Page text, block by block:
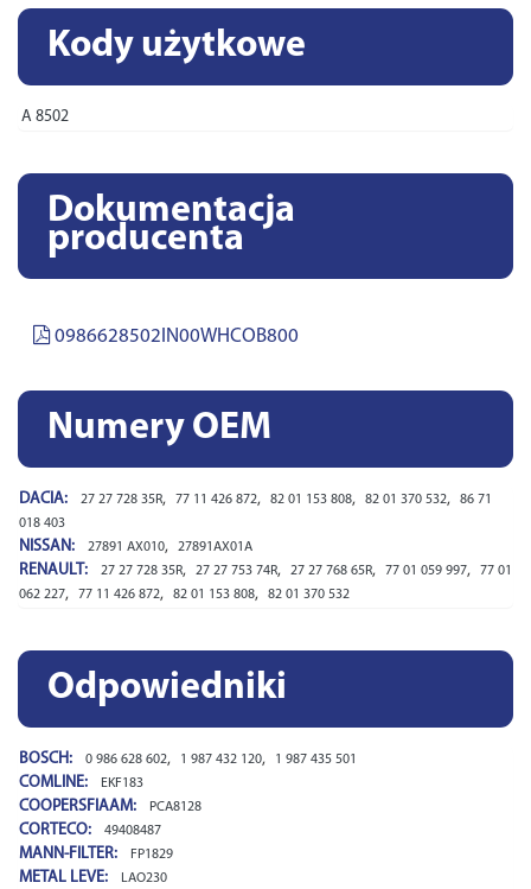
Kody użytkowe
A 8502
Dokumentacja
producenta
0986628502IN00WHCOB800
Numery OEM
DACIA: 27 27 728 35R, 77 11 426 872, 82 01 153 808, 82 01 370 532,
86 71
018 403
NISSAN: 27891 AX010, 27891AX01A
RENAULT: 27 27 728 35R, 27 27 753 74R, 27 27 768 65R, 77 01 059 997,
77 01
062 227, 77 11 426 872, 82 01 153 808, 82 01 370 532
Odpowiedniki
BOSCH: 0 986 628 602, 1 987 432 120, 1 987 435 501
COMLINE: EKF183
COOPERSFIAAM: PCA8128
CORTECO: 49408487
MANN-FILTER: FP1829
METAL LEVE: LAO230